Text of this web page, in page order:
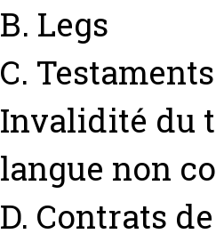
B. Legs
C. Testaments
Invalidité du
langue non
D. Contrats